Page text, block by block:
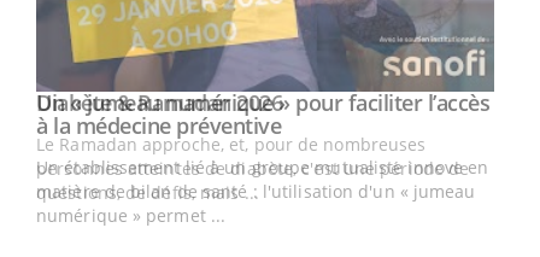
Youtube
Un « jumeau numérique » pour faciliter l’accès
à la médecine préventiveYoutube
Un établissement lié à un groupe mutualiste innove en
matière de bilan de santé : l'utilisation d'un « jumeau
numérique » permet ...